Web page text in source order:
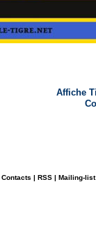
Affiche
Contacts | RSS | Mailing-list